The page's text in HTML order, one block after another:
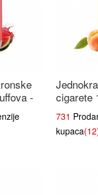
-
Ljetna
cigarete
Breskva
731
kupaca